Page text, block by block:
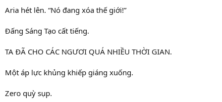
Aria hét lên. “Nó đang xóa thế giới!”
Đấng Sáng Tạo cất tiếng.
TA ĐÃ CHO CÁC NGƯƠI QUÁ NHIỀU THỜI GIAN.
Một áp lực khủng khiếp giáng xuống.
Zero quỳ sụp.